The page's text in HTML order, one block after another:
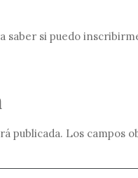
saber si puedo
publicada. Los campos